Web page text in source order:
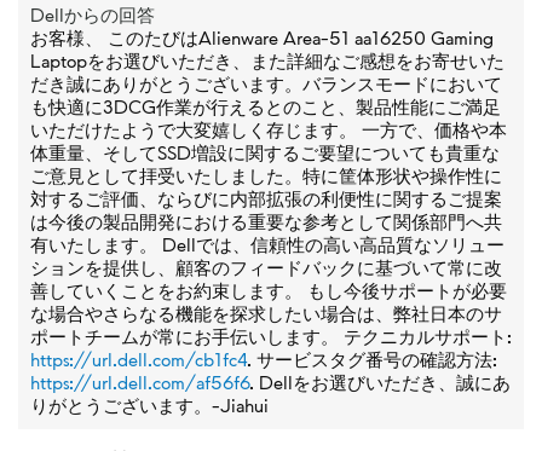
Dellからの回答
お客様、 このたびはAlienware Area-51 aa16250 Gaming
Laptopをお選びいただき、また詳細なご感想をお寄せいた
だき誠にありがとうございます。バランスモードにおいて
も快適に3DCG作業が行えるとのこと、製品性能にご満足
いただけたようで大変嬉しく存じます。 一方で、価格や本
体重量、そしてSSD増設に関するご要望についても貴重な
ご意見として拝受いたしました。特に筐体形状や操作性に
対するご評価、ならびに内部拡張の利便性に関するご提案
は今後の製品開発における重要な参考として関係部門へ共
有いたします。 Dellでは、信頼性の高い高品質なソリュー
ションを提供し、顧客のフィードバックに基づいて常に改
善していくことをお約束します。 もし今後サポートが必要
な場合やさらなる機能を探求したい場合は、弊社日本のサ
ポートチームが常にお手伝いします。 テクニカルサポート:
https://url.dell.com/cb1fc4. サービスタグ番号の確認方法:
https://url.dell.com/af56f6. Dellをお選びいただき、誠にあ
りがとうございます。-Jiahui